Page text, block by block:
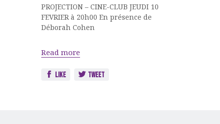
PROJECTION – CINE-CLUB JEUDI 10
FEVRIER à 20h00 En présence de
Déborah Cohen
Read more
Like Tweet